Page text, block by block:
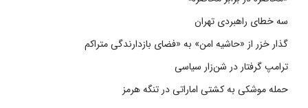
سه خطای راهبردی تهران
گذار خزر از «حاشیه امن» به «فضای بازدارندگی متراکم
ترامپ گرفتار در شن‌زار سیاسی
حمله موشکی به کشتی اماراتی در تنگه هرمز